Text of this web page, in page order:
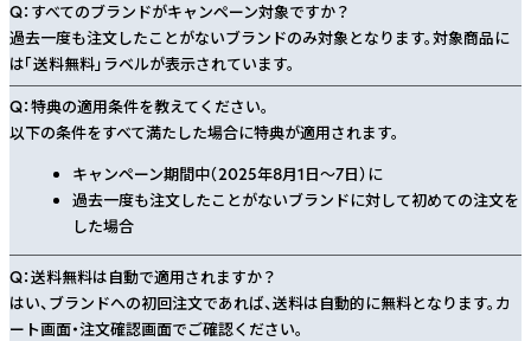
Q： すべてのブランドがキャンペーン対象ですか？
過去一度も注文したことがないブランドのみ対象となります。対象商品に
は「送料無料」ラベルが表示されています。
Q：特典の適用条件を教えてください。
以下の条件をすべて満たした場合に特典が適用されます。
キャンペーン期間中（2025年8月1日〜7日）に
過去一度も注文したことがないブランドに対して初めての注文を
した場合
Q：送料無料は自動で適用されますか？
はい、ブランドへの初回注文であれば、送料は自動的に無料となります。カ
ート画面・注文確認画面でご確認ください。